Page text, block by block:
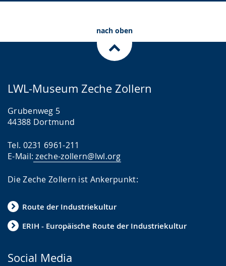
nach oben
LWL-Museum Zeche Zollern
Grubenweg 5
44388 Dortmund
Tel. 0231 6961-211
E-Mail: zeche-zollern@lwl.org
Die Zeche Zollern ist Ankerpunkt:
Route der Industriekultur
ERIH - Europäische Route der Industriekultur
Social Media